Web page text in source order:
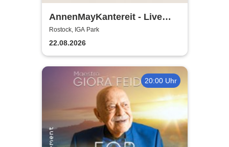
AnnenMayKantereit - Live
2026
Rostock, IGA Park
22.08.2026
20:00 Uhr